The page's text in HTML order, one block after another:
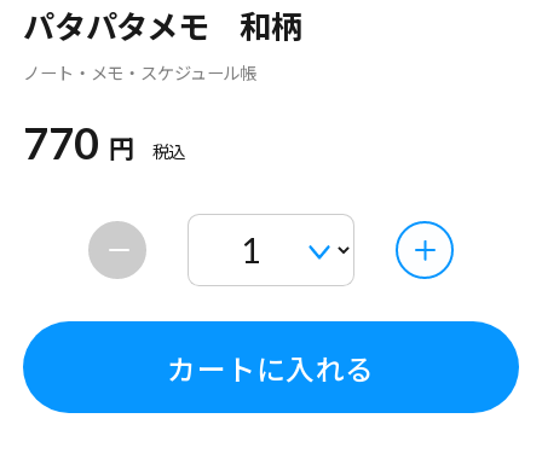
パタパタメモ 和柄
ノート・メモ・スケジュール帳
770 円 税込
カートに入れる